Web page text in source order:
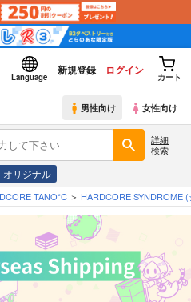
Language
新規登録 ログイン
カート
男性向け 女性向け
詳細
検索
オリジナル
TANO*C HARDCORE SYNDROME (